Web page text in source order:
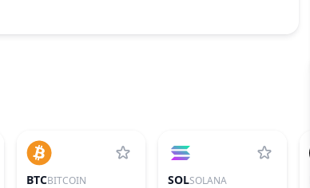
BTCBITCOIN SOLSOLANA